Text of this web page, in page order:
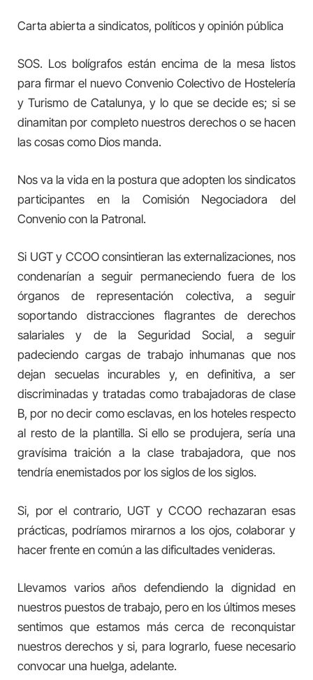
Carta abierta a sindicatos, políticos y opinión pública
SOS. Los bolígrafos están encima de la mesa listos
para firmar el nuevo Convenio Colectivo de Hostelería
y Turismo de Catalunya, y lo que se decide es; si se
dinamitan por completo nuestros derechos o se hacen
las cosas como Dios manda.
Nos va la vida en la postura que adopten los sindicatos
participantes en la Comisión Negociadora del
Convenio con la Patronal.
Si UGT y CCOO consintieran las externalizaciones, nos
condenarían a seguir permaneciendo fuera de los
órganos de representación colectiva, a seguir
soportando distracciones flagrantes de derechos
salariales y de la Seguridad Social, a seguir
padeciendo cargas de trabajo inhumanas que nos
dejan secuelas incurables y, en definitiva, a ser
discriminadas y tratadas como trabajadoras de clase
B, por no decir como esclavas, en los hoteles respecto
al resto de la plantilla. Si ello se produjera, sería una
gravísima traición a la clase trabajadora, que nos
tendría enemistados por los siglos de los siglos.
Si, por el contrario, UGT y CCOO rechazaran esas
prácticas, podríamos mirarnos a los ojos, colaborar y
hacer frente en común a las dificultades venideras.
Llevamos varios años defendiendo la dignidad en
nuestros puestos de trabajo, pero en los últimos meses
sentimos que estamos más cerca de reconquistar
nuestros derechos y si, para lograrlo, fuese necesario
convocar una huelga, adelante.